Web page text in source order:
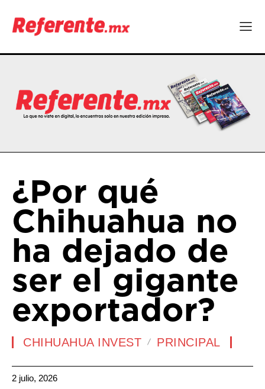
¿Por qué
Chihuahua no
ha dejado de
ser el gigante
exportador?
CHIHUAHUA INVEST PRINCIPAL
2 julio, 2026